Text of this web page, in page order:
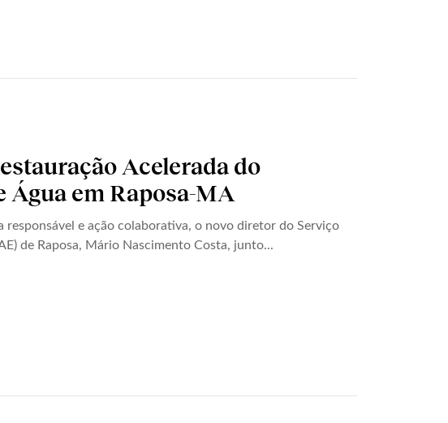
Acelerada do
em Raposa-MA
responsável e ação colaborativa, o novo diretor do Serviço
de Raposa, Mário Nascimento Costa, junto...